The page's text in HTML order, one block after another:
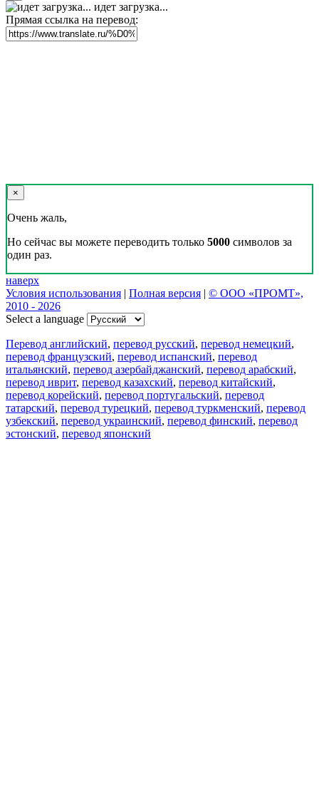
идет загрузка...
Прямая ссылка на перевод:
×
Очень жаль,
Но сейчас вы можете переводить только 5000 символов за
один раз.
наверх
Условия использования | Полная версия | © ООО «ПРОМТ»,
2010 - 2026
Select a language
Перевод английский, перевод русский, перевод немецкий,
перевод французский, перевод испанский, перевод
итальянский, перевод азербайджанский, перевод арабский,
перевод иврит, перевод казахский, перевод китайский,
перевод корейский, перевод португальский, перевод
татарский, перевод турецкий, перевод туркменский, перевод
узбекский, перевод украинский, перевод финский, перевод
эстонский, перевод японский